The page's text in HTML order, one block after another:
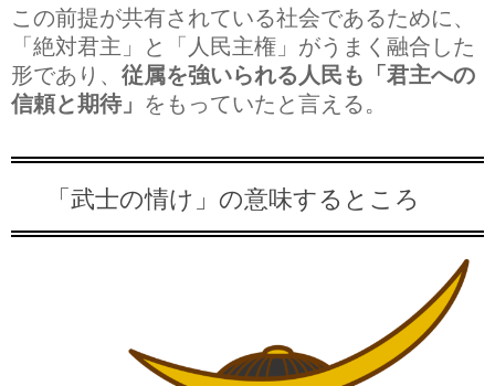
この前提が共有されている社会であるために、
「絶対君主」と「人民主権」がうまく融合した
形であり、 従属を強いられる人民も「君主への
信頼と期待」 をもっていたと言える。
「武士の情け」の意味するところ